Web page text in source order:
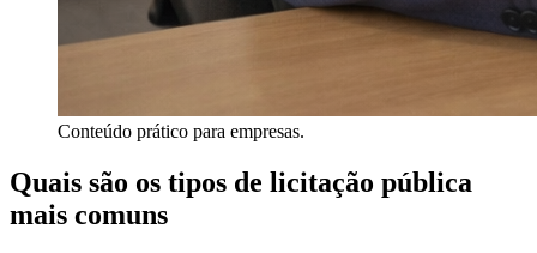
Conteúdo prático para empresas.
Quais são os tipos de licitação pública
mais comuns